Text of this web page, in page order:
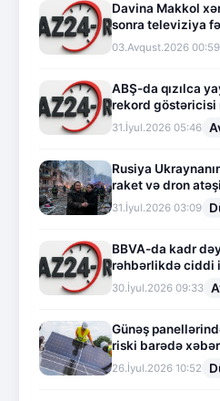
Davina Makkol
sonra televiziya
03.Avqust.2026 00:59
ABŞ-da qızılca
rekord göstəricisi
31.İyul.2026 05:46
Rusiya
raket və dron
31.İyul.2026 03:09
BBVA-da kadr
rəhbərlikdə ciddi
30.İyul.2026 09:33
Günəş
riski barədə
26.İyul.2026 10:52